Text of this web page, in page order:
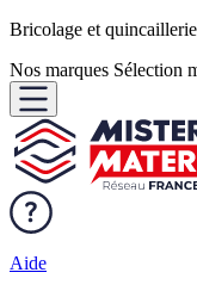
Bricolage et
Nos marques Sélection
Aide